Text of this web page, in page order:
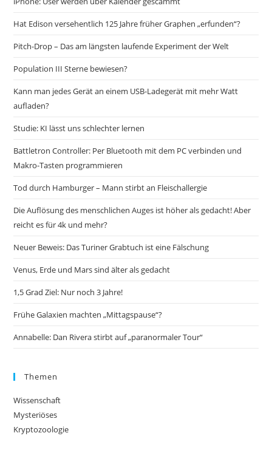
Hat Edison versehentlich 125 Jahre früher Graphen „erfunden“?
Pitch-Drop – Das am längsten laufende Experiment der Welt
Population III Sterne bewiesen?
Kann man jedes Gerät an einem USB-Ladegerät mit mehr Watt
aufladen?
Studie: KI lässt uns schlechter lernen
Battletron Controller: Per Bluetooth mit dem PC verbinden und
Makro-Tasten programmieren
Tod durch Hamburger – Mann stirbt an Fleischallergie
Die Auflösung des menschlichen Auges ist höher als gedacht! Aber
reicht es für 4k und mehr?
Neuer Beweis: Das Turiner Grabtuch ist eine Fälschung
Venus, Erde und Mars sind älter als gedacht
1,5 Grad Ziel: Nur noch 3 Jahre!
Frühe Galaxien machten „Mittagspause“?
Annabelle: Dan Rivera stirbt auf „paranormaler Tour“
Themen
Wissenschaft
Mysteriöses
Kryptozoologie